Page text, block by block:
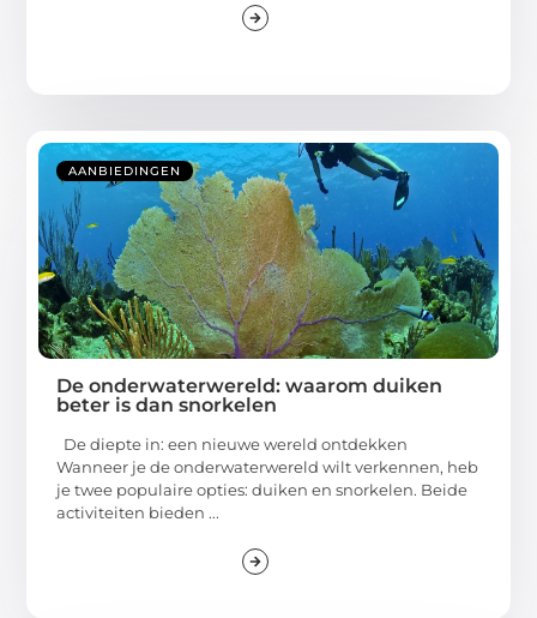
AANBIEDINGEN
De onderwaterwereld: waarom duiken
beter is dan snorkelen
De diepte in: een nieuwe wereld ontdekken
Wanneer je de onderwaterwereld wilt verkennen, heb
je twee populaire opties: duiken en snorkelen. Beide
activiteiten bieden ...